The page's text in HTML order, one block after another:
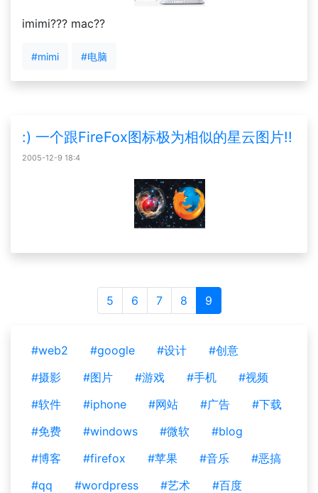
imimi??? mac??
#mimi #电脑
:) 一个跟FireFox图标极为相似的星云图片!!
2005-12-9 18:4
5 6 7 8 9
#web2 #google #设计
#创意
#摄影
#图片 #游戏 #手机
#视频
#软件
#iphone #网站 #广告
#下载
#免费
#windows #微软
#blog
#博客
#firefox #苹果 #音乐
#恶搞
#qq
#wordpress #艺术
#百度